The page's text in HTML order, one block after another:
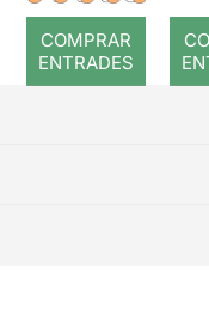
COMPRAR
ENTRADES